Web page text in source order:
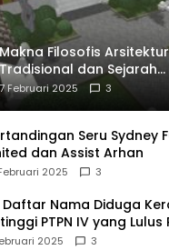
Makna Filosofis
Tradisional dan Sejarah
Perkembangannya
7 Februari 2025 3
Seru Sydney
dan Assist Arhan
2025 3
Daftar Nama Diduga
PTPN IV yang Lulus
2025 3